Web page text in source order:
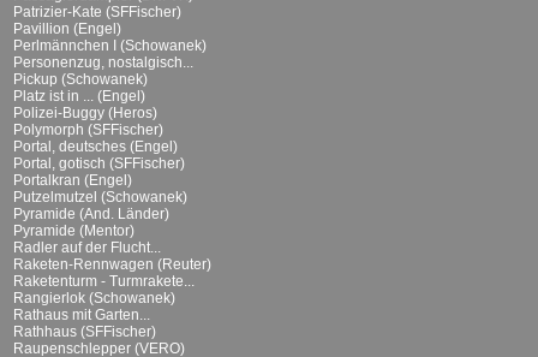
Patrizier-Kate (SFFischer)
Pavillion (Engel)
Perlmännchen I (Schowanek)
Personenzug, nostalgisch...
Pickup (Schowanek)
Platz ist in ... (Engel)
Polizei-Buggy (Heros)
Polymorph (SFFischer)
Portal, deutsches (Engel)
Portal, gotisch (SFFischer)
Portalkran (Engel)
Putzelmutzel (Schowanek)
Pyramide (And. Länder)
Pyramide (Mentor)
Radler auf der Flucht...
Raketen-Rennwagen (Reuter)
Raketenturm - Turmrakete...
Rangierlok (Schowanek)
Rathaus mit Garten...
Rathhaus (SFFischer)
Raupenschlepper (VERO)